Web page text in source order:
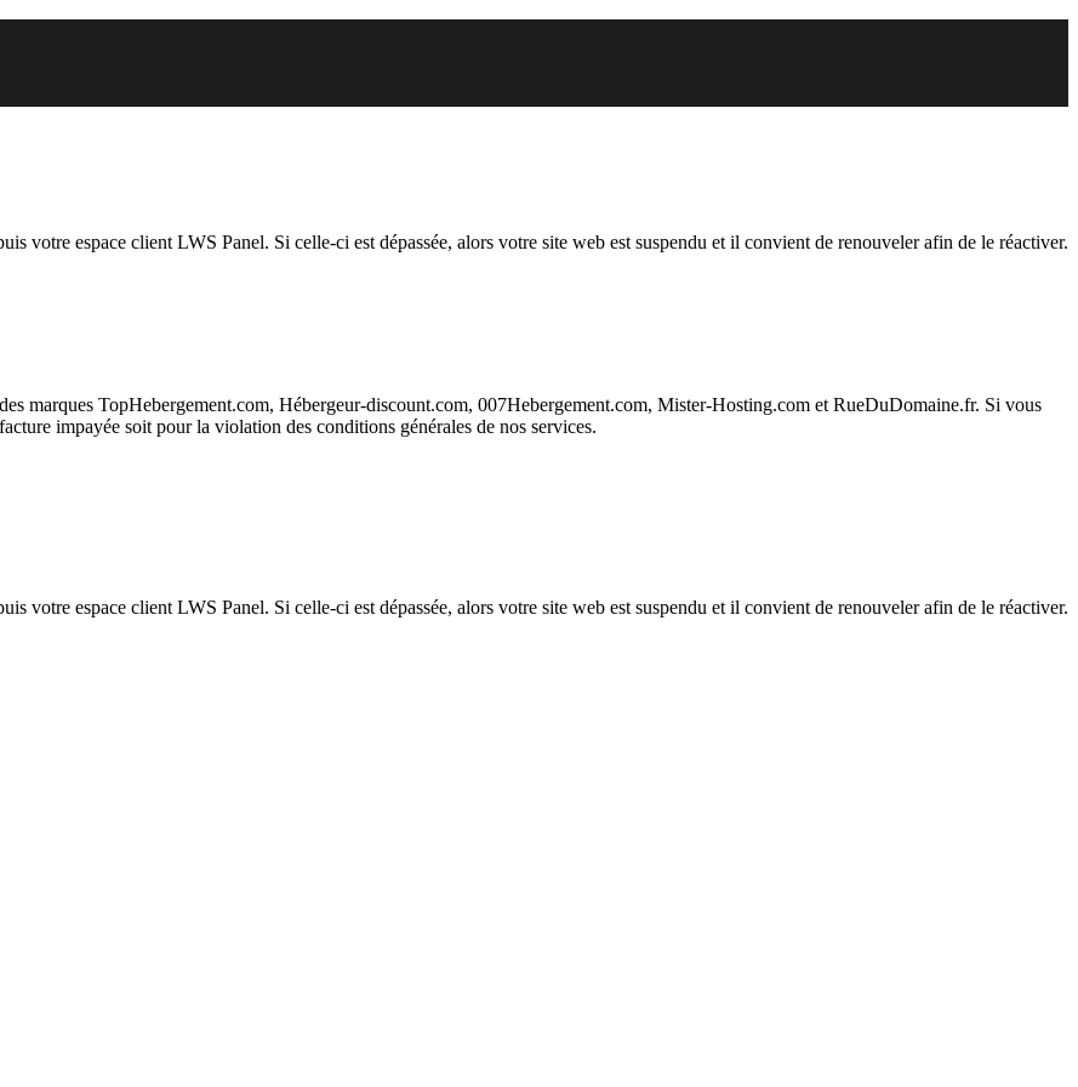
votre espace client LWS Panel. Si celle-ci est dépassée, alors votre site web est suspendu et il convient de renouveler afin de le réactiver.
marques TopHebergement.com, Hébergeur-discount.com, 007Hebergement.com, Mister-Hosting.com et RueDuDomaine.fr. Si vous
impayée soit pour la violation des conditions générales de nos services.
votre espace client LWS Panel. Si celle-ci est dépassée, alors votre site web est suspendu et il convient de renouveler afin de le réactiver.